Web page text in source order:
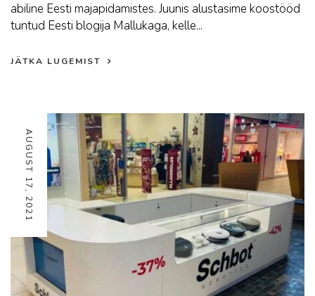
abiline Eesti majapidamistes. Juunis alustasime koostööd
tuntud Eesti blogija Mallukaga, kelle...
JÄTKA LUGEMIST
AUGUST 17, 2021